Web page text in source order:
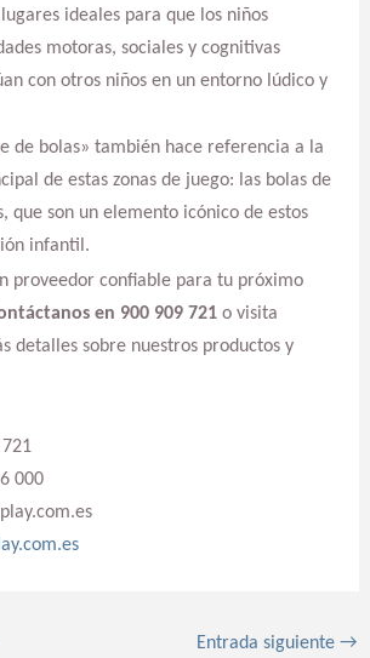
lugares ideales para que los niños
motoras, sociales y cognitivas
con otros niños en un entorno lúdico y
de bolas» también hace referencia a la
de estas zonas de juego: las bolas de
que son un elemento icónico de estos
infantil.
proveedor confiable para tu próximo
en 900 909 721o visita
detalles sobre nuestros productos y
000
Entrada siguiente→